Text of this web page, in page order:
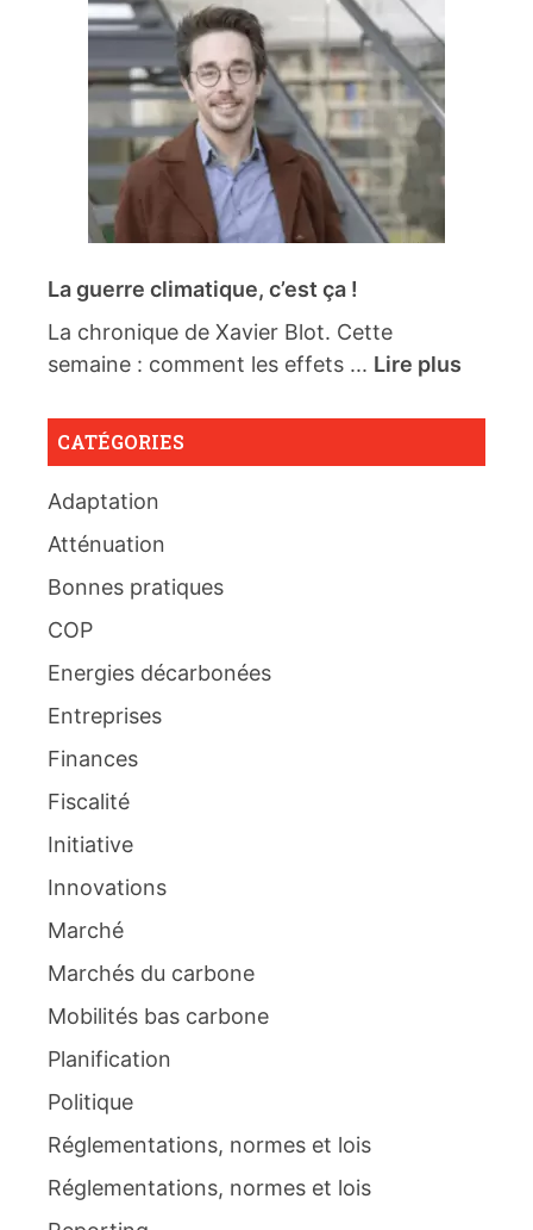
La guerre climatique, c’est ça !
La chronique de Xavier Blot. Cette
semaine : comment les effets ... Lire plus
CATÉGORIES
Adaptation
Atténuation
Bonnes pratiques
COP
Energies décarbonées
Entreprises
Finances
Fiscalité
Initiative
Innovations
Marché
Marchés du carbone
Mobilités bas carbone
Planification
Politique
Réglementations, normes et lois
Réglementations, normes et lois